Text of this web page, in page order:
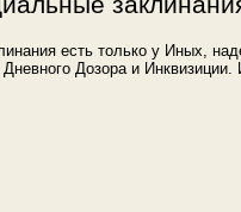
есть только у Иных,
Дозора и Инквизиции.